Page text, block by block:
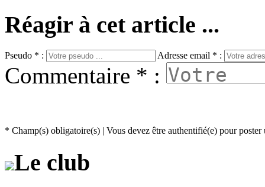
Réagir à cet article ...
Pseudo * : Adresse email * :
Commentaire * :
* Champ(s) obligatoire(s) | Vous devez être authentifié(e) pour
Le club